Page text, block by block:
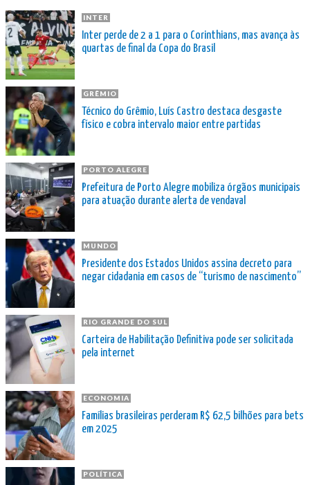
INTER
Inter perde de 2 a 1 para o Corinthians, mas avança às
quartas de final da Copa do Brasil
GRÊMIO
Técnico do Grêmio, Luís Castro destaca desgaste
físico e cobra intervalo maior entre partidas
PORTO ALEGRE
Prefeitura de Porto Alegre mobiliza órgãos municipais
para atuação durante alerta de vendaval
MUNDO
Presidente dos Estados Unidos assina decreto para
negar cidadania em casos de “turismo de nascimento”
RIO GRANDE DO SUL
Carteira de Habilitação Definitiva pode ser solicitada
pela internet
ECONOMIA
Famílias brasileiras perderam R$ 62,5 bilhões para bets
em 2025
POLÍTICA